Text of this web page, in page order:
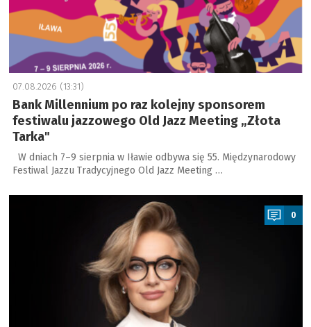
07.08.2026 (13:31)
Bank Millennium po raz kolejny sponsorem
festiwalu jazzowego Old Jazz Meeting „Złota
Tarka"
W dniach 7–9 sierpnia w Iławie odbywa się 55. Międzynarodowy
Festiwal Jazzu Tradycyjnego Old Jazz Meeting …
a
0